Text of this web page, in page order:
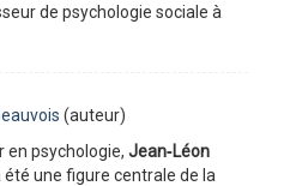
de psychologie sociale à
(auteur)
en psychologie, Jean‑Léon
été une figure centrale de la